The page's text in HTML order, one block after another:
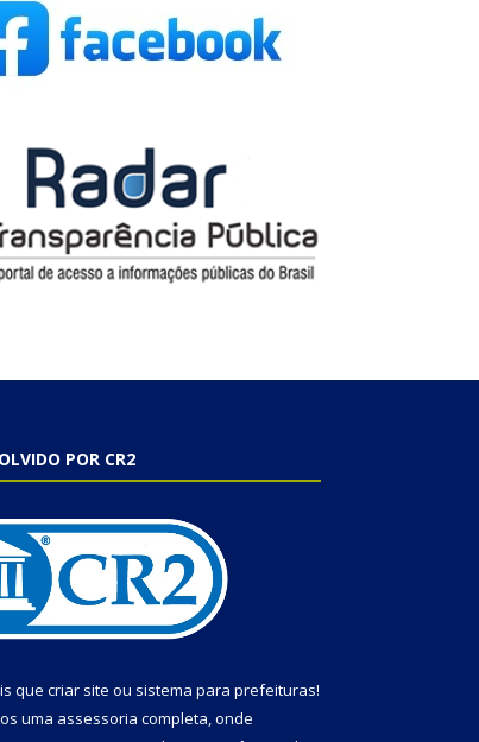
POR CR2
que criar site ou sistema para prefeituras!
uma assessoria completa, onde